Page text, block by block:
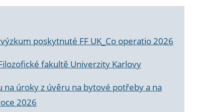
poskytnuté FF UK_Co operatio 2026
fakultě Univerzity Karlovy
úroky z úvěru na bytové potřeby a na
2026